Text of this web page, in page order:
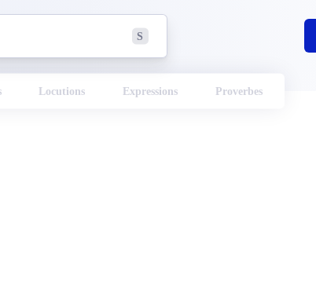
S
Locutions Expressions Proverbes